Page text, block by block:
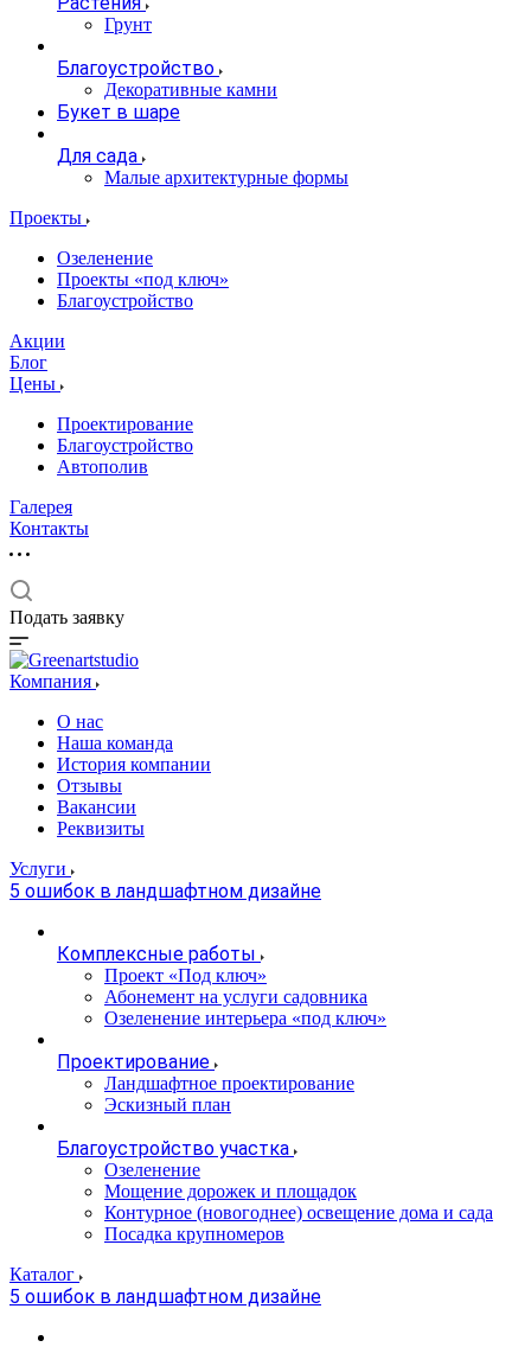
Грунт
Благоустройство
Декоративные камни
Букет в шаре
Для сада
Малые архитектурные формы
Проекты
Озеленение
Проекты «под ключ»
Благоустройство
Акции
Блог
Цены
Проектирование
Благоустройство
Автополив
Галерея
Контакты
Подать заявку
Компания
О нас
Наша команда
История компании
Отзывы
Вакансии
Реквизиты
Услуги
5 ошибок в ландшафтном дизайне
Комплексные работы
Проект «Под ключ»
Абонемент на услуги садовника
Озеленение интерьера «под ключ»
Проектирование
Ландшафтное проектирование
Эскизный план
Благоустройство участка
Озеленение
Мощение дорожек и площадок
Контурное (новогоднее) освещение дома и сада
Посадка крупномеров
Каталог
5 ошибок в ландшафтном дизайне